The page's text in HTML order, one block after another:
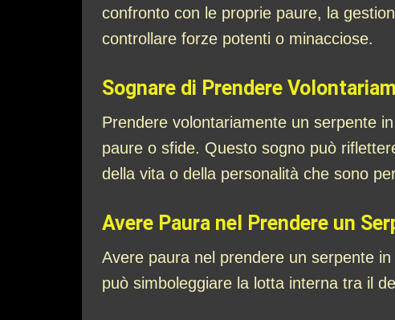
confronto con le proprie paure, la
controllare forze potenti o minacciose.
Sognare di Prendere
Prendere volontariamente un serpente
paure o sfide. Questo sogno può
della vita o della personalità che sono
Avere Paura nel Prendere un
Avere paura nel prendere un serpente
può simboleggiare la lotta interna tra il